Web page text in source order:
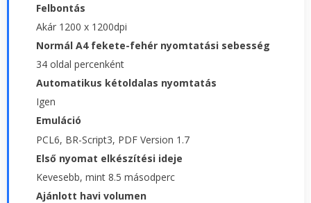
Felbontás
Akár 1200 x 1200dpi
Normál A4 fekete-fehér nyomtatási sebesség
34 oldal percenként
Automatikus kétoldalas nyomtatás
Igen
Emuláció
PCL6, BR-Script3, PDF Version 1.7
Első nyomat elkészítési ideje
Kevesebb, mint 8.5 másodperc
Ajánlott havi volumen